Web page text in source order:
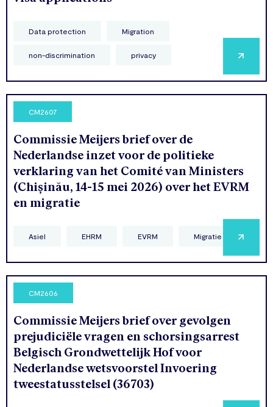
Data protection Migration
non-discrimination privacy
CM2607
Commissie Meijers brief over de
Nederlandse inzet voor de politieke
verklaring van het Comité van Ministers
(Chișinău, 14-15 mei 2026) over het EVRM
en migratie
Asiel EHRM EVRM Migratie
CM2606
Commissie Meijers brief over gevolgen
prejudiciële vragen en schorsingsarrest
Belgisch Grondwettelijk Hof voor
Nederlandse wetsvoorstel Invoering
tweestatusstelsel (36703)